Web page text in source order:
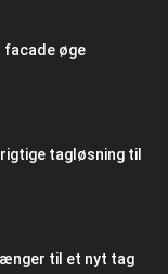
facade øge
tagløsning til
til et nyt tag